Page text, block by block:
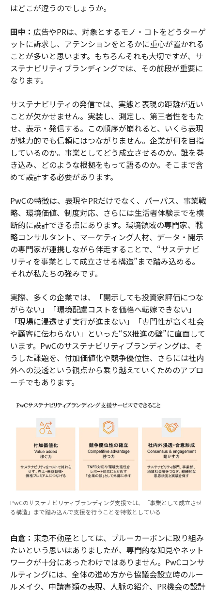
はどこが違うのでしょうか。
田中： 広告やPRは、対象とするモノ・コトをどうターゲ
ットに訴求し、アテンションをとるかに重心が置かれる
ことが多いと思います。もちろんそれも大切ですが、サ
ステナビリティブランディングでは、その前段が重要に
なります。
サステナビリティの発信では、実態と表現の距離が近い
ことが欠かせません。実装し、測定し、第三者性をもた
せ、表示・発信する。この順序が崩れると、いくら表現
が魅力的でも信頼にはつながりません。企業が何を目指
しているのか。事業としてどう成立させるのか。誰を巻
き込み、どのような根拠をもって語るのか。そこまで含
めて設計する必要があります。
PwCの特徴は、表現やPRだけでなく、パーパス、事業戦
略、環境価値、制度対応、さらには生活者体験までを横
断的に設計できる点にあります。環境領域の専門家、戦
略コンサルタント、マーケティング人材、データ・開示
の専門家が連携しながら伴走することで、“サステナビ
リティを事業として成立させる構造”まで踏み込める。
それが私たちの強みです。
実際、多くの企業では、「開示しても投資家評価につな
がらない」「環境配慮コストを価格へ転嫁できない」
「現場に浸透せず実行が進まない」「専門性が高く社会
や顧客に伝わらない」といった“SX推進の壁”に直面して
います。PwCのサステナビリティブランディングは、そ
うした課題を、付加価値化や競争優位性、さらには社内
外への浸透という観点から乗り越えていくためのアプロ
ーチでもあります。
PwCのサステナビリティブランディング支援では、「事業として成立させ
る構造」まで踏み込んで支援を行うことを特徴としている
白倉： 東急不動産としては、ブルーカーボンに取り組み
たいという思いはありましたが、専門的な知見やネット
ワークが十分にあったわけではありません。PwCコンサ
ルティングには、全体の進め方から協議会設立時のルー
ルメイク、申請書類の表現、人脈の紹介、PR機会の設計